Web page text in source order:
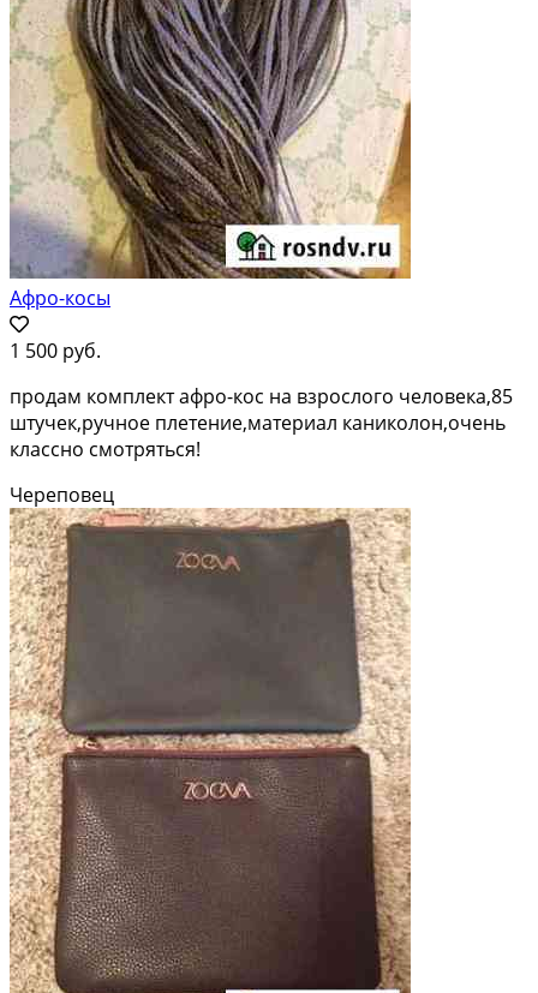
Афро-косы
1 500 руб.
продам комплект афро-кос на взрослого человека,85
штучек,ручное плетение,материал каниколон,очень
классно смотряться!
Череповец